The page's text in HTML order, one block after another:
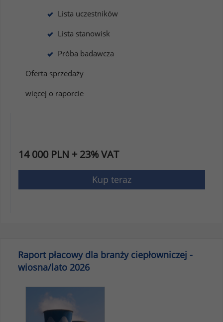
Lista uczestników
Lista stanowisk
Próba badawcza
Oferta sprzedaży
więcej o raporcie
14 000 PLN + 23% VAT
Kup teraz
Raport płacowy dla branży ciepłowniczej -
wiosna/lato 2026